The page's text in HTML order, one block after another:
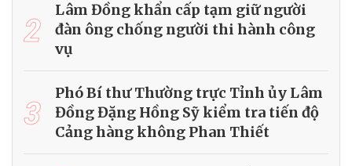
2
Lâm Đồng khẩn cấp tạm giữ người
đàn ông chống người thi hành công
vụ
3
Phó Bí thư Thường trực Tỉnh ủy Lâm
Đồng Đặng Hồng Sỹ kiểm tra tiến độ
Cảng hàng không Phan Thiết